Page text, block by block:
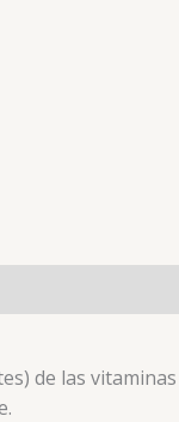
de las vitaminas